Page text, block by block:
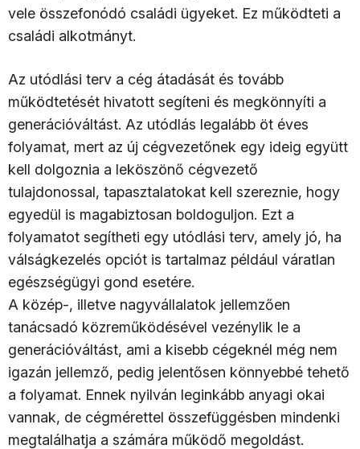
vele összefonódó családi ügyeket. Ez működteti a
családi alkotmányt.
Az utódlási terv a cég átadását és tovább
működtetését hivatott segíteni és megkönnyíti a
generációváltást. Az utódlás legalább öt éves
folyamat, mert az új cégvezetőnek egy ideig együtt
kell dolgoznia a leköszönő cégvezető
tulajdonossal, tapasztalatokat kell szereznie, hogy
egyedül is magabiztosan boldoguljon. Ezt a
folyamatot segítheti egy utódlási terv, amely jó, ha
válságkezelés opciót is tartalmaz például váratlan
egészségügyi gond esetére.
A közép-, illetve nagyvállalatok jellemzően
tanácsadó közreműködésével vezénylik le a
generációváltást, ami a kisebb cégeknél még nem
igazán jellemző, pedig jelentősen könnyebbé tehető
a folyamat. Ennek nyilván leginkább anyagi okai
vannak, de cégmérettel összefüggésben mindenki
megtalálhatja a számára működő megoldást.